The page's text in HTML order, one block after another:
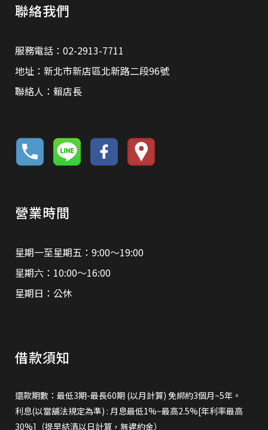
聯絡我們
服務電話：02-2913-7711
地址：新北市新店區北新路二段96號
聯絡人：賴店長
營業時間
星期一至星期五：9:00～19:00
星期六：10:00～16:00
星期日：公休
借款須知
還款期數：最低3期-最長60期 (以月計算) 免綁約3個月~5年。
利息(以當舖法規定為準) : 月息最低1%~最高2.5%[年利率最高
30%]（提早結清以日計算，無違約金）